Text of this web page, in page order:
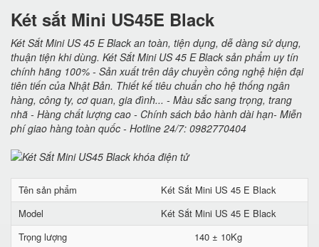
Két sắt Mini US45E Black
Két Sắt Mini US 45 E Black an toàn, tiện dụng, dễ dàng sử dụng,
thuận tiện khi dùng. Két Sắt Mini US 45 E Black sản phẩm uy tín
chính hãng 100% - Sản xuất trên dây chuyền công nghệ hiện đại
tiên tiến của Nhật Bản. Thiết kế tiêu chuẩn cho hệ thống ngân
hàng, công ty, cơ quan, gia đình... - Màu sắc sang trọng, trang
nhã - Hàng chất lượng cao - Chính sách bảo hành dài hạn- Miễn
phí giao hàng toàn quốc - Hotline 24/7: 0982770404
Tên sản phẩm
Két Sắt Mini US 45 E Black
Model
Két Sắt Mini US 45 E Black
Trọng lượng
140 ± 10Kg